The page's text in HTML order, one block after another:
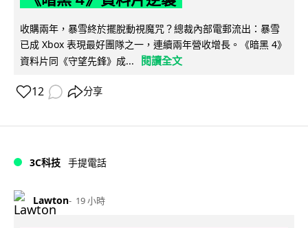
收購兩年，暴雪終於擺脫動視魔咒？總裁內部電郵流出：暴雪
已成 Xbox 表現最好團隊之一，連續兩年營收增長。《暗黑 4》
資料片同《守望先鋒》成...
閱讀全文
12 分享
3C科技 手提電話
Lawton 19 小時